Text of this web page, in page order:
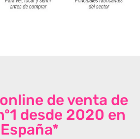
de venta de
desde 2020 en
España*